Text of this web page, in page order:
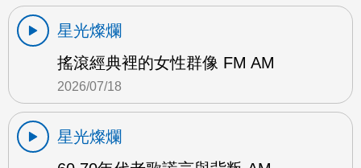
星光燦爛
搖滾經典裡的女性群像 FM AM
2026/07/18
星光燦爛